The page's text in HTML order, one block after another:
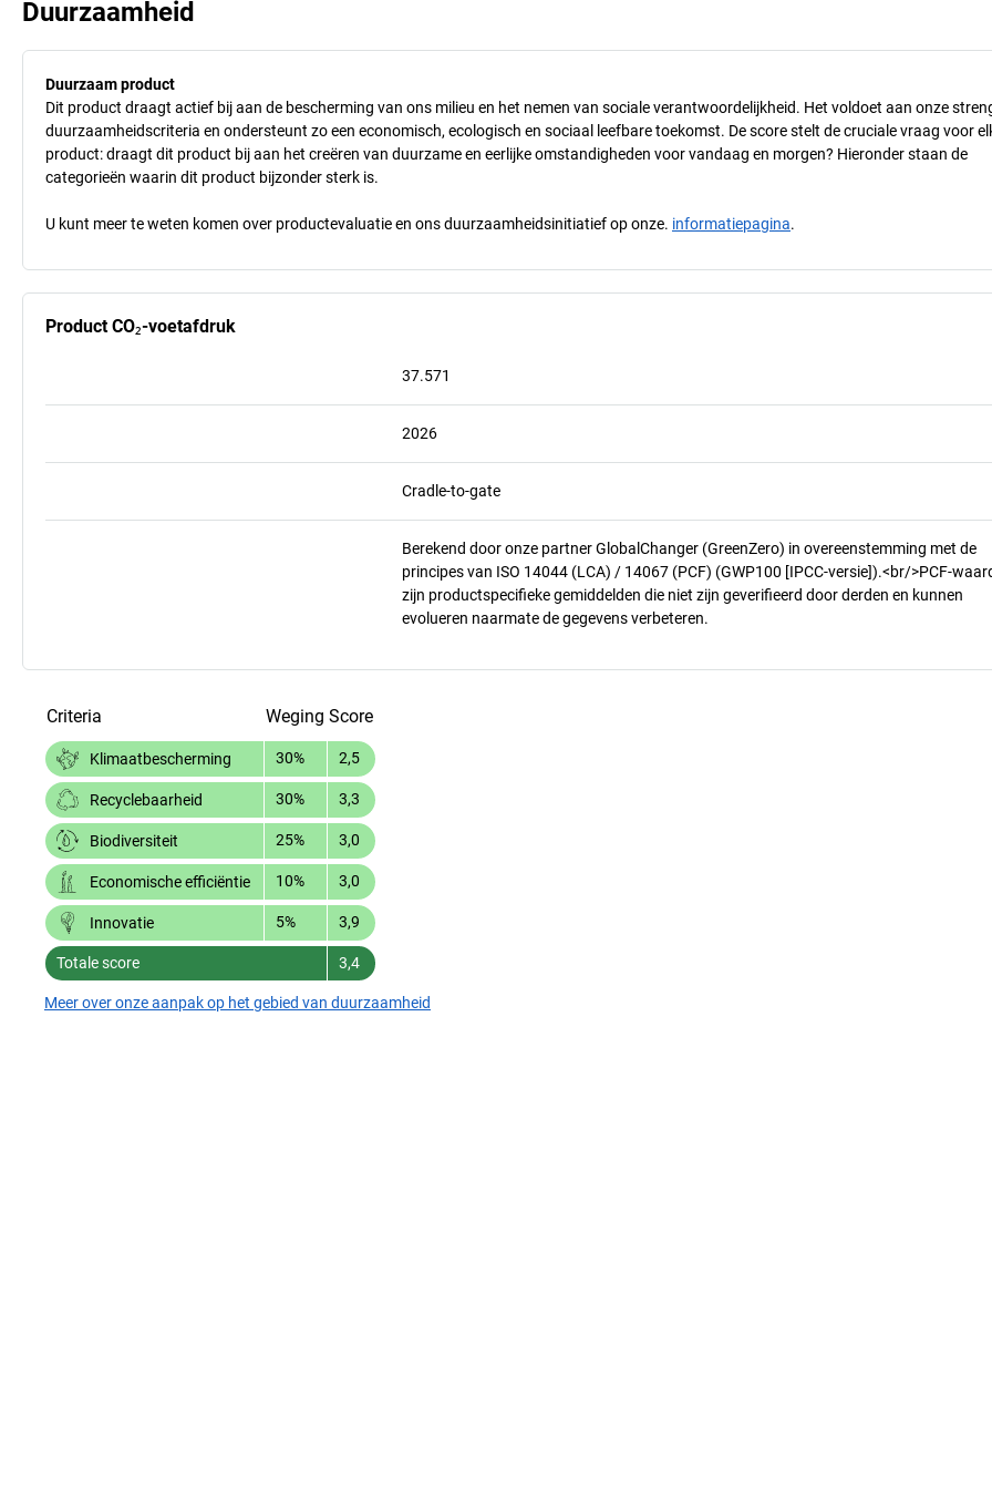
Duurzaamheid
Duurzaam product
Dit product draagt actief bij aan de bescherming van ons milieu en het nemen van sociale verantwoordelijkheid. Het voldoet aan onze
duurzaamheidscriteria en ondersteunt zo een economisch, ecologisch en sociaal leefbare toekomst. De score stelt de cruciale vraag voor
product: draagt dit product bij aan het creëren van duurzame en eerlijke omstandigheden voor vandaag en morgen? Hieronder staan de
categorieën waarin dit product bijzonder sterk is.
U kunt meer te weten komen over productevaluatie en ons duurzaamheidsinitiatief op onze. informatiepagina.
Product CO₂-voetafdruk
37.571
2026
Cradle-to-gate
Berekend door onze partner GlobalChanger (GreenZero) in overeenstemming met de
principes van ISO 14044 (LCA) / 14067 (PCF) (GWP100 [IPCC-versie]).<br/>PCF-
zijn productspecifieke gemiddelden die niet zijn geverifieerd door derden en kunnen
evolueren naarmate de gegevens verbeteren.
Criteria Weging Score
Klimaatbescherming 30% 2,5
Recyclebaarheid 30% 3,3
Biodiversiteit 25% 3,0
Economische efficiëntie 10% 3,0
Innovatie 5% 3,9
Totale score 3,4
Meer over onze aanpak op het gebied van duurzaamheid